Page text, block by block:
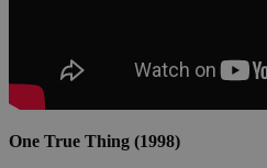
One True Thing (1998)